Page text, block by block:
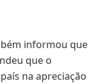
informou que
que o
na apreciação